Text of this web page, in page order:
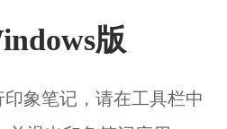
版
象笔记，请在工具栏中